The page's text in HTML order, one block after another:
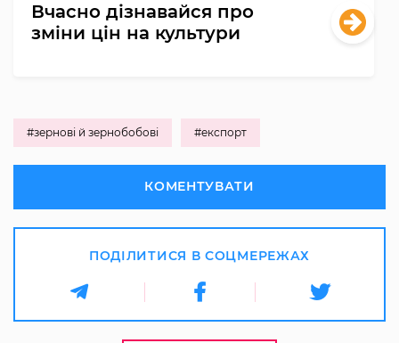
Вчасно дізнавайся про
зміни цін на культури
#зернові й зернобобові #експорт
КОМЕНТУВАТИ
ПОДІЛИТИСЯ В СОЦМЕРЕЖАХ